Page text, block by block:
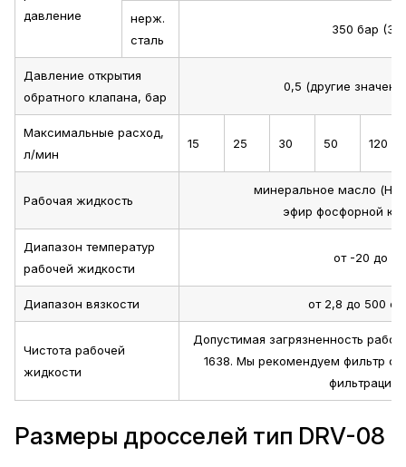
давление
нерж.
сталь
350 бар
Давление открытия
обратного клапана, бар
0,5 (другие
Максимальные расход,
л/мин
15 25 30 50 120
Рабочая жидкость
минеральное масло (HL,
эфир фосфорной
Диапазон температур
рабочей жидкости
от -20 до
Диапазон вязкости от 2,8 до 500
Чистота рабочей
жидкости
Допустимая загрязненность
1638. Мы рекомендуем фильтр с
фильтрации
Размеры дросселей тип DRV-08